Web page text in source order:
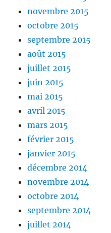
novembre 2015
octobre 2015
septembre 2015
août 2015
juillet 2015
juin 2015
mai 2015
avril 2015
mars 2015
février 2015
janvier 2015
décembre 2014
novembre 2014
octobre 2014
septembre 2014
juillet 2014